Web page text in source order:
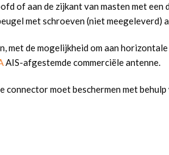
of aan de zijkant van masten met
met schroeven (niet
met de mogelijkheid om aan
AIS-afgestemde commerciële antenne.
connector moet beschermen met